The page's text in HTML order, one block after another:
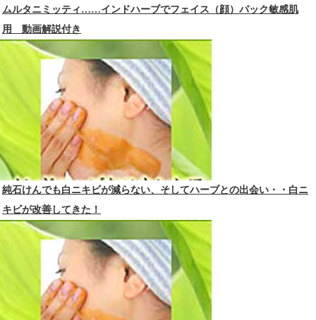
ムルタニミッティ……インドハーブでフェイス（顔）パック敏感肌
用 動画解説付き
純石けんでも白ニキビが減らない、そしてハーブとの出会い・・白ニ
キビが改善してきた！